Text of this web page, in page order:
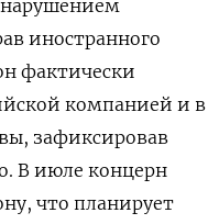
нарушением
иностранного
фактически
компанией и в
зафиксировав
В июле концерн
что планирует